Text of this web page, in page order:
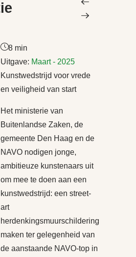
8 min
Uitgave: Maart - 2025
Kunstwedstrijd voor vrede
en veiligheid van start
Het ministerie van
Buitenlandse Zaken, de
gemeente Den Haag en de
NAVO nodigen jonge,
ambitieuze kunstenaars uit
om mee te doen aan een
kunstwedstrijd: een street-
art
herdenkingsmuurschildering
maken ter gelegenheid van
de aanstaande NAVO-top in